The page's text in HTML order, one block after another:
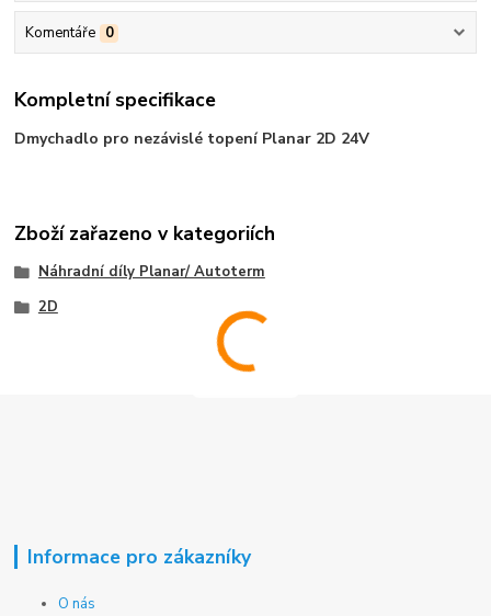
Komentáře 0
Kompletní specifikace
Dmychadlo pro nezávislé topení Planar 2D 24V
Zboží zařazeno v kategoriích
Náhradní díly Planar/ Autoterm
2D
Informace pro zákazníky
O nás